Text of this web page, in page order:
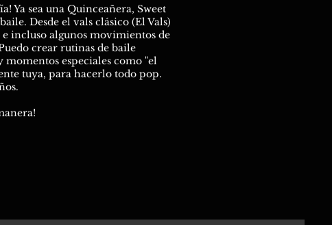
Ya sea una Quinceañera, Sweet
Desde el vals clásico (El Vals)
e incluso algunos movimientos de
crear rutinas de baile
especiales como "el
tuya, para hacerlo todo pop.